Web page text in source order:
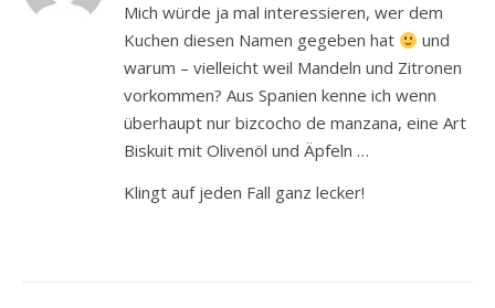
Mich würde ja mal interessieren, wer dem
Kuchen diesen Namen gegeben hat
und
warum – vielleicht weil Mandeln und Zitronen
vorkommen? Aus Spanien kenne ich wenn
überhaupt nur bizcocho de manzana, eine Art
Biskuit mit Olivenöl und Äpfeln …
Klingt auf jeden Fall ganz lecker!